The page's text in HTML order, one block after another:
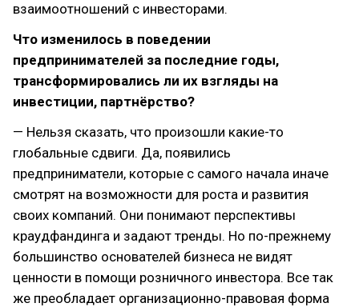
взаимоотношений с инвесторами.
Что изменилось в поведении
предпринимателей за последние годы,
трансформировались ли их взгляды на
инвестиции, партнёрство?
— Нельзя сказать, что произошли какие-то
глобальные сдвиги. Да, появились
предприниматели, которые с самого начала иначе
смотрят на возможности для роста и развития
своих компаний. Они понимают перспективы
краудфандинга и задают тренды. Но по-прежнему
большинство основателей бизнеса не видят
ценности в помощи розничного инвестора. Все так
же преобладает организационно-правовая форма